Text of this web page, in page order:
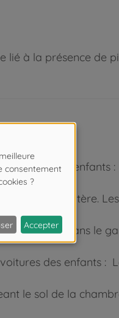
lié à la présence de
rêvent les enfants
!
et 1 hélicoptère.
voitures dans le
des enfants :
le sol de la